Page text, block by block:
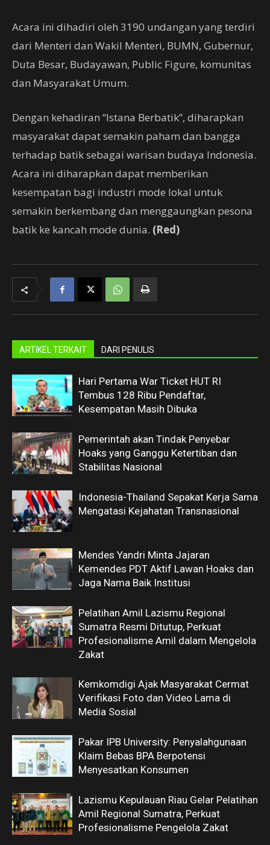
Acara ini dihadiri oleh 3190 undangan yang terdiri
dari Menteri dan Wakil Menteri, BUMN, Gubernur,
Duta Besar, Budayawan, Public Figure, komunitas
dan Masyarakat Umum.
Dengan kehadiran “Istana Berbatik”, diharapkan
masyarakat dapat semakin paham dan bangga
terhadap batik sebagai warisan budaya Indonesia.
Acara ini diharapkan dapat memberikan
kesempatan bagi industri mode lokal untuk
semakin berkembang dan menggaungkan pesona
batik ke kancah mode dunia. (Red)
ARTIKEL TERKAIT DARI PENULIS
Hari Pertama War Ticket HUT RI
Tembus 128 Ribu Pendaftar,
Kesempatan Masih Dibuka
Pemerintah akan Tindak Penyebar
Hoaks yang Ganggu Ketertiban dan
Stabilitas Nasional
Indonesia-Thailand Sepakat Kerja Sama
Mengatasi Kejahatan Transnasional
Mendes Yandri Minta Jajaran
Kemendes PDT Aktif Lawan Hoaks dan
Jaga Nama Baik Institusi
Pelatihan Amil Lazismu Regional
Sumatra Resmi Ditutup, Perkuat
Profesionalisme Amil dalam Mengelola
Zakat
Kemkomdigi Ajak Masyarakat Cermat
Verifikasi Foto dan Video Lama di
Media Sosial
Pakar IPB University: Penyalahgunaan
Klaim Bebas BPA Berpotensi
Menyesatkan Konsumen
Lazismu Kepulauan Riau Gelar Pelatihan
Amil Regional Sumatra, Perkuat
Profesionalisme Pengelola Zakat